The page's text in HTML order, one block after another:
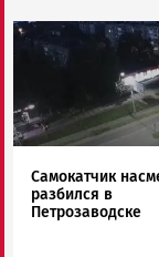
Image
Самокатчик
разбился в
Петрозаводске